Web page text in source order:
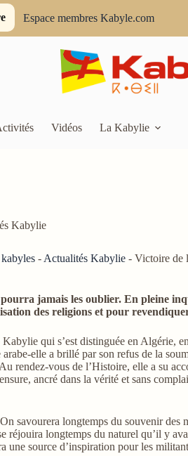
Espace membres Kabyle.com
Vidéos La Kabylie
Kabylie
- Actualités Kabylie - Victoire de
jamais les oublier. En pleine
des religions et pour
qui s’est distinguée en
elle a brillé par son refus de la
rendez-vous de l’Histoire, elle a su
ancré dans la vérité et sans
savourera longtemps du souvenir
longtemps du naturel qu’il y
une source d’inspiration pour les